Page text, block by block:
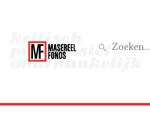
Wat we doen